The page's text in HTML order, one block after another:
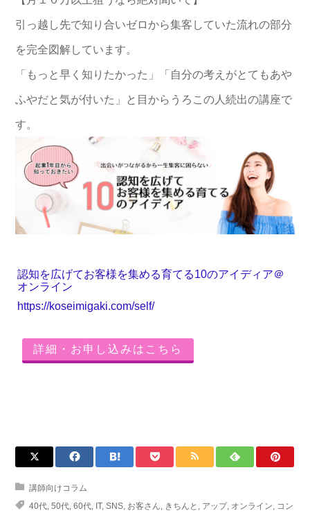
引っ越し先で知り合いゼロから集客していた流れの部分
を完全図解しています。
「もっと早く知りたかった」「自分の考えがとてもあや
ふやだと気が付いた」と目からうろこの人続出の講座で
す。
認知を広げてお客様を集める育てる10のアイディア＠
オンライン
https://koseimigaki.com/self/
詳細・お申し込みはこちら
講師向けコラム
40代, 50代, 60代, IT, SNS, お客さん, きちんと , アップ, オンライン, コン